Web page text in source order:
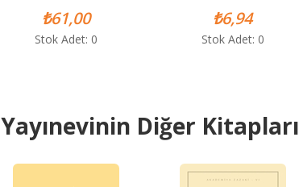
₺61,00
Stok Adet: 0
₺6,94
Stok Adet: 0
Yayınevinin Diğer Kitapları